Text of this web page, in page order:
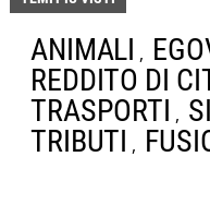
ANIMALI ,
REDDITO DI
TRASPORTI ,
TRIBUTI ,